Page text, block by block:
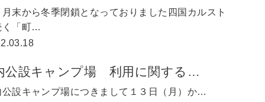
末から冬季閉鎖となっておりました四国カルスト
く「町…
公設キャンプ場 利用に関する…
公設キャンプ場につきまして１３日（月）か…